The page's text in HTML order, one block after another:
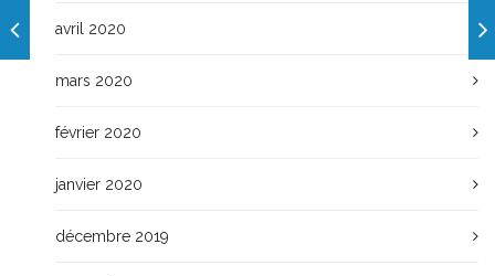
avril 2020
mars 2020
février 2020
janvier 2020
décembre 2019